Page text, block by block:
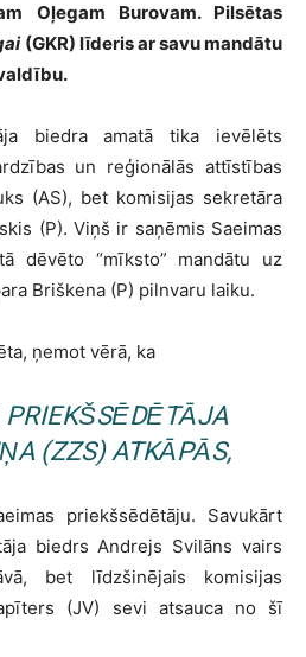
Oļegam Burovam. Pilsētas
(GKR) līderis ar savu mandātu
biedra amatā tika ievēlēts
un reģionālās attīstības
(AS), bet komisijas sekretāra
(P). Viņš ir saņēmis Saeimas
dēvēto “mīksto” mandātu uz
Briškena (P) pilnvaru laiku.
ņemot vērā, ka
(ZZS) ATKĀPĀS,
priekšsēdētāju. Savukārt
biedrs Andrejs Svilāns vairs
bet līdzšinējais komisijas
(JV) sevi atsauca no šī